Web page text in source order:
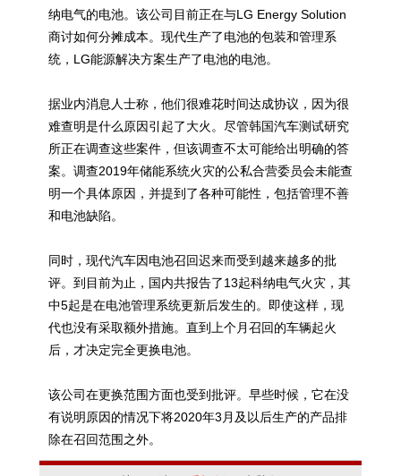
纳电气的电池。该公司目前正在与LG Energy Solution
商讨如何分摊成本。现代生产了电池的包装和管理系
统，LG能源解决方案生产了电池的电池。
据业内消息人士称，他们很难花时间达成协议，因为很
难查明是什么原因引起了大火。尽管韩国汽车测试研究
所正在调查这些案件，但该调查不太可能给出明确的答
案。调查2019年储能系统火灾的公私合营委员会未能查
明一个具体原因，并提到了各种可能性，包括管理不善
和电池缺陷。
同时，现代汽车因电池召回迟来而受到越来越多的批
评。到目前为止，国内共报告了13起科纳电气火灾，其
中5起是在电池管理系统更新后发生的。即使这样，现
代也没有采取额外措施。直到上个月召回的车辆起火
后，才决定完全更换电池。
该公司在更换范围方面也受到批评。早些时候，它在没
有说明原因的情况下将2020年3月及以后生产的产品排
除在召回范围之外。